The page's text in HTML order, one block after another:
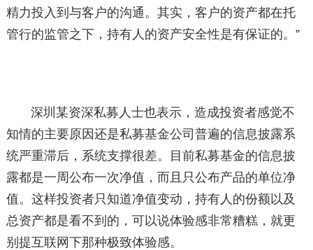
精力投入到与客户的沟通。其实，客户的资产都在托
管行的监管之下，持有人的资产安全性是有保证的。”
深圳某资深私募人士也表示，造成投资者感觉不
知情的主要原因还是私募基金公司普遍的信息披露系
统严重滞后，系统支撑很差。目前私募基金的信息披
露都是一周公布一次净值，而且只公布产品的单位净
值。这样投资者只知道净值变动，持有人的份额以及
总资产都是看不到的，可以说体验感非常糟糕，就更
别提互联网下那种极致体验感。